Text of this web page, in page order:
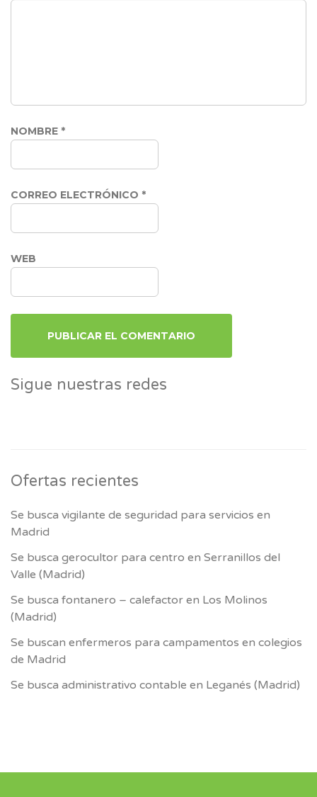
NOMBRE *
CORREO ELECTRÓNICO *
WEB
Sigue nuestras redes
Ofertas recientes
Se busca vigilante de seguridad para servicios en
Madrid
Se busca gerocultor para centro en Serranillos del
Valle (Madrid)
Se busca fontanero – calefactor en Los Molinos
(Madrid)
Se buscan enfermeros para campamentos en colegios
de Madrid
Se busca administrativo contable en Leganés (Madrid)